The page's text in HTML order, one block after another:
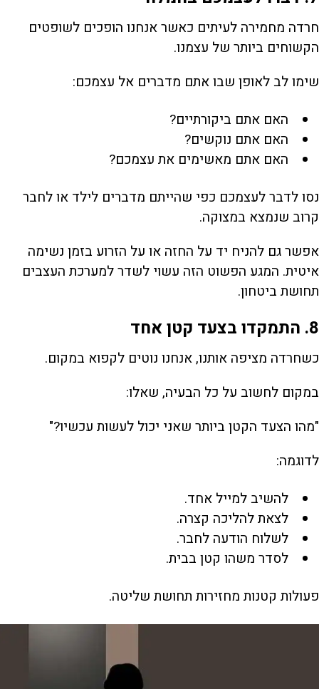
חרדה מחמירה לעיתים כאשר אנחנו הופכים לשופטים
הקשוחים ביותר של עצמנו.
שימו לב לאופן שבו אתם מדברים אל עצמכם:
האם אתם ביקורתיים?
האם אתם נוקשים?
האם אתם מאשימים את עצמכם?
נסו לדבר לעצמכם כפי שהייתם מדברים לילד או לחבר
קרוב שנמצא במצוקה.
אפשר גם להניח יד על החזה או על הזרוע בזמן נשימה
איטית. המגע הפשוט הזה עשוי לשדר למערכת העצבים
תחושת ביטחון.
8. התמקדו בצעד קטן אחד
כשחרדה מציפה אותנו, אנחנו נוטים לקפוא במקום.
במקום לחשוב על כל הבעיה, שאלו:
"מהו הצעד הקטן ביותר שאני יכול לעשות עכשיו?"
לדוגמה:
להשיב למייל אחד.
לצאת להליכה קצרה.
לשלוח הודעה לחבר.
לסדר משהו קטן בבית.
פעולות קטנות מחזירות תחושת שליטה.